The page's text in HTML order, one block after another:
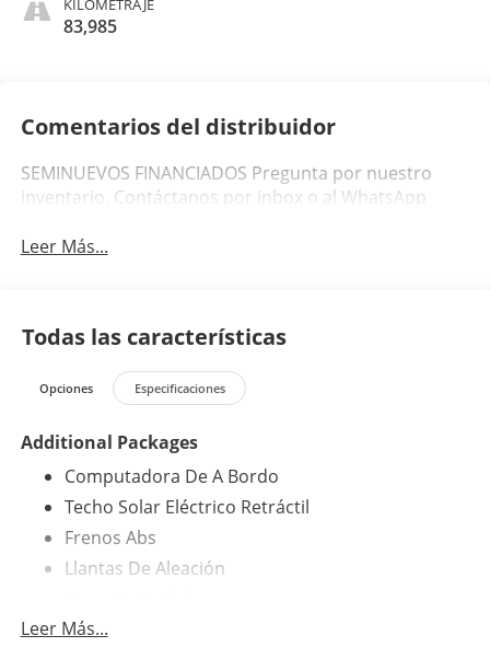
KILOMETRAJE
83,985
Comentarios del distribuidor
SEMINUEVOS FINANCIADOS Pregunta por nuestro
inventario. Contáctanos por inbox o al WhatsApp
Leer Más...
Todas las características
Opciones Especificaciones
Additional Packages
Computadora De A Bordo
Techo Solar Eléctrico Retráctil
Frenos Abs
Llantas De Aleación
Airbag Para Conductor Y Pasajero
Leer Más...